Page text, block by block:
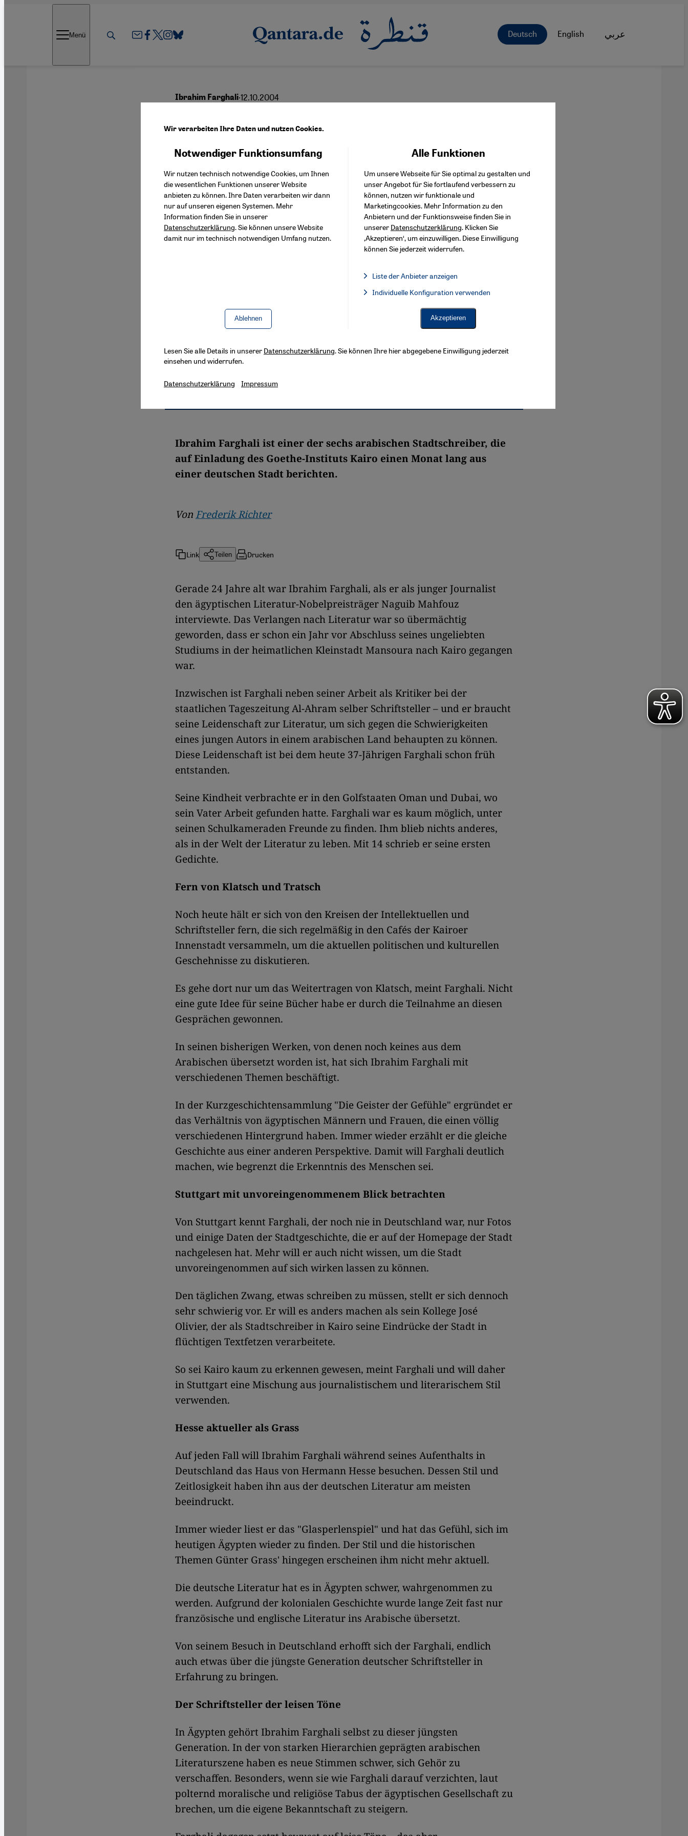
Deutsch English عربي Menü
Ibrahim Farghali·12.10.2004
Ein Autor der leisen Töne
Deutsch
Ibrahim Farghali ist einer der sechs arabischen Stadtschreiber, die
auf Einladung des Goethe-Instituts Kairo einen Monat lang aus
einer deutschen Stadt berichten.
Von Frederik Richter
Link Teilen Drucken
Gerade 24 Jahre alt war Ibrahim Farghali, als er als junger Journalist
den ägyptischen Literatur-Nobelpreisträger Naguib Mahfouz
interviewte. Das Verlangen nach Literatur war so übermächtig
geworden, dass er schon ein Jahr vor Abschluss seines ungeliebten
Studiums in der heimatlichen Kleinstadt Mansoura nach Kairo gegangen
war.
Inzwischen ist Farghali neben seiner Arbeit als Kritiker bei der
staatlichen Tageszeitung Al-Ahram selber Schriftsteller – und er braucht
seine Leidenschaft zur Literatur, um sich gegen die Schwierigkeiten
eines jungen Autors in einem arabischen Land behaupten zu können.
Diese Leidenschaft ist bei dem heute 37-Jährigen Farghali schon früh
entstanden.
Seine Kindheit verbrachte er in den Golfstaaten Oman und Dubai, wo
sein Vater Arbeit gefunden hatte. Farghali war es kaum möglich, unter
seinen Schulkameraden Freunde zu finden. Ihm blieb nichts anderes,
als in der Welt der Literatur zu leben. Mit 14 schrieb er seine ersten
Gedichte.
Fern von Klatsch und Tratsch
Noch heute hält er sich von den Kreisen der Intellektuellen und
Schriftsteller fern, die sich regelmäßig in den Cafés der Kairoer
Innenstadt versammeln, um die aktuellen politischen und kulturellen
Geschehnisse zu diskutieren.
Es gehe dort nur um das Weitertragen von Klatsch, meint Farghali. Nicht
eine gute Idee für seine Bücher habe er durch die Teilnahme an diesen
Gesprächen gewonnen.
In seinen bisherigen Werken, von denen noch keines aus dem
Arabischen übersetzt worden ist, hat sich Ibrahim Farghali mit
verschiedenen Themen beschäftigt.
In der Kurzgeschichtensammlung "Die Geister der Gefühle" ergründet er
das Verhältnis von ägyptischen Männern und Frauen, die einen völlig
verschiedenen Hintergrund haben. Immer wieder erzählt er die gleiche
Geschichte aus einer anderen Perspektive. Damit will Farghali deutlich
machen, wie begrenzt die Erkenntnis des Menschen sei.
Stuttgart mit unvoreingenommenem Blick betrachten
Von Stuttgart kennt Farghali, der noch nie in Deutschland war, nur Fotos
und einige Daten der Stadtgeschichte, die er auf der Homepage der Stadt
nachgelesen hat. Mehr will er auch nicht wissen, um die Stadt
unvoreingenommen auf sich wirken lassen zu können.
Den täglichen Zwang, etwas schreiben zu müssen, stellt er sich dennoch
sehr schwierig vor. Er will es anders machen als sein Kollege José
Olivier, der als Stadtschreiber in Kairo seine Eindrücke der Stadt in
flüchtigen Textfetzen verarbeitete.
So sei Kairo kaum zu erkennen gewesen, meint Farghali und will daher
in Stuttgart eine Mischung aus journalistischem und literarischem Stil
verwenden.
Hesse aktueller als Grass
Auf jeden Fall will Ibrahim Farghali während seines Aufenthalts in
Deutschland das Haus von Hermann Hesse besuchen. Dessen Stil und
Zeitlosigkeit haben ihn aus der deutschen Literatur am meisten
beeindruckt.
Immer wieder liest er das "Glasperlenspiel" und hat das Gefühl, sich im
heutigen Ägypten wieder zu finden. Der Stil und die historischen
Themen Günter Grass' hingegen erscheinen ihm nicht mehr aktuell.
Die deutsche Literatur hat es in Ägypten schwer, wahrgenommen zu
werden. Aufgrund der kolonialen Geschichte wurde lange Zeit fast nur
französische und englische Literatur ins Arabische übersetzt.
Von seinem Besuch in Deutschland erhofft sich der Farghali, endlich
auch etwas über die jüngste Generation deutscher Schriftsteller in
Erfahrung zu bringen.
Der Schriftsteller der leisen Töne
In Ägypten gehört Ibrahim Farghali selbst zu dieser jüngsten
Generation. In der von starken Hierarchien geprägten arabischen
Literaturszene haben es neue Stimmen schwer, sich Gehör zu
verschaffen. Besonders, wenn sie wie Farghali darauf verzichten, laut
polternd moralische und religiöse Tabus der ägyptischen Gesellschaft zu
brechen, um die eigene Bekanntschaft zu steigern.
Wir verarbeiten Ihre Daten und nutzen Cookies.
Notwendiger Funktionsumfang
Wir nutzen technisch notwendige Cookies, um Ihnen
die wesentlichen Funktionen unserer Website
anbieten zu können. Ihre Daten verarbeiten wir dann
nur auf unseren eigenen Systemen. Mehr
Information finden Sie in unserer
Datenschutzerklärung. Sie können unsere Website
damit nur im technisch notwendigen Umfang nutzen.
Ablehnen
Alle Funktionen
Um unsere Webseite für Sie optimal zu gestalten und
unser Angebot für Sie fortlaufend verbessern zu
können, nutzen wir funktionale und
Marketingcookies. Mehr Information zu den
Anbietern und der Funktionsweise finden Sie in
unserer Datenschutzerklärung. Klicken Sie
‚Akzeptieren‘, um einzuwilligen. Diese Einwilligung
können Sie jederzeit widerrufen.
Liste der Anbieter anzeigen
Facebook Embed / Facebook Connect, Google Maps Embed, Google Tag Manager, Instagram Embed,
Facebook Embed / Facebook Connect
Twitter Embed
Instagram Embed
Youtube Embed
Google Maps Embed
Individuelle Konfiguration verwenden
Akzeptieren
Lesen Sie alle Details in unserer Datenschutzerklärung. Sie können Ihre hier abgegebene Einwilligung jederzeit
einsehen und widerrufen.
Datenschutzerklärung Impressum